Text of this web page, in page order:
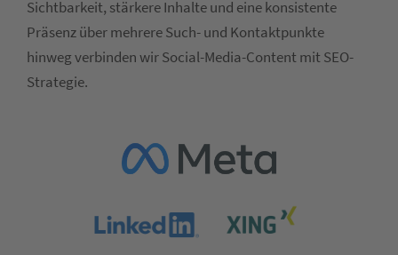
Sichtbarkeit, stärkere Inhalte und eine konsistente
Präsenz über mehrere Such- und Kontaktpunkte
hinweg verbinden wir Social-Media-Content mit SEO-
Strategie.